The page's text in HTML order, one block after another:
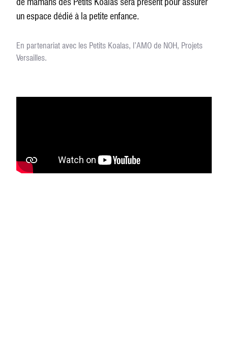
un espace dédié à la petite enfance.
En partenariat avec les Petits Koalas, l’AMO de NOH, Projets
Versailles.